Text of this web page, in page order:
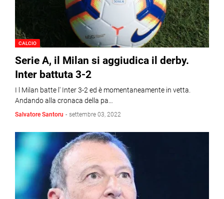
CALCIO
Serie A, il Milan si aggiudica il derby.
Inter battuta 3-2
I l Milan batte l' Inter 3-2 ed è momentaneamente in vetta.
Andando alla cronaca della pa…
Salvatore Santoru - settembre 03, 2022